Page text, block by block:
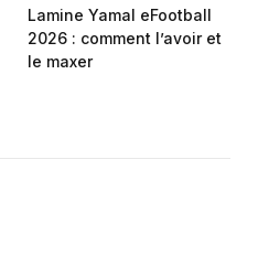
Lamine Yamal eFootball
2026 : comment l’avoir et
le maxer